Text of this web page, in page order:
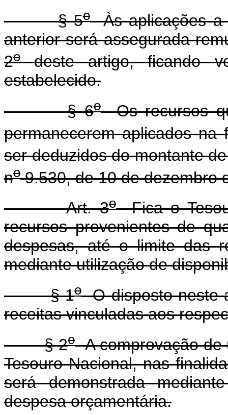
§ 5oÀs aplicações a
anterior será assegurada
2odeste artigo, ficando
estabelecido.
§ 6oOs recursos
permanecerem aplicados na
ser deduzidos do montante
no9.530, de 10 de dezembro
Art. 3oFica o
recursos provenientes de
despesas, até o limite das
mediante utilização de
§ 1oO disposto neste
receitas vinculadas aos
§ 2oA comprovação de
Tesouro Nacional, nas
será demonstrada
despesa orçamentária.